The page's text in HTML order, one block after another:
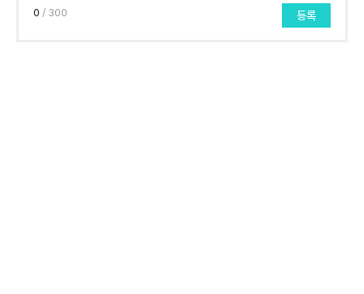
0 / 300 등록